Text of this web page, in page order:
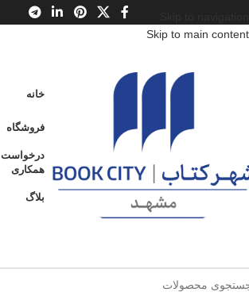
Skip to main content
خانه
فروشگاه
درخواست
همکاری
بلاگ